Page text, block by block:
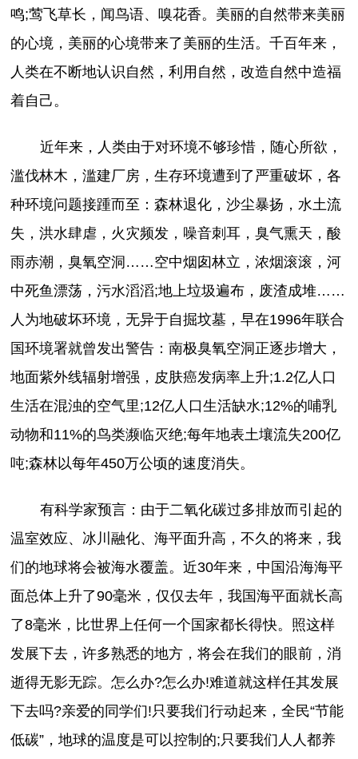
鸣;莺飞草长，闻鸟语、嗅花香。美丽的自然带来美丽
的心境，美丽的心境带来了美丽的生活。千百年来，
人类在不断地认识自然，利用自然，改造自然中造福
着自己。
近年来，人类由于对环境不够珍惜，随心所欲，
滥伐林木，滥建厂房，生存环境遭到了严重破坏，各
种环境问题接踵而至：森林退化，沙尘暴扬，水土流
失，洪水肆虐，火灾频发，噪音刺耳，臭气熏天，酸
雨赤潮，臭氧空洞……空中烟囱林立，浓烟滚滚，河
中死鱼漂荡，污水滔滔;地上垃圾遍布，废渣成堆……
人为地破坏环境，无异于自掘坟墓，早在1996年联合
国环境署就曾发出警告：南极臭氧空洞正逐步增大，
地面紫外线辐射增强，皮肤癌发病率上升;1.2亿人口
生活在混浊的空气里;12亿人口生活缺水;12%的哺乳
动物和11%的鸟类濒临灭绝;每年地表土壤流失200亿
吨;森林以每年450万公顷的速度消失。
有科学家预言：由于二氧化碳过多排放而引起的
温室效应、冰川融化、海平面升高，不久的将来，我
们的地球将会被海水覆盖。近30年来，中国沿海海平
面总体上升了90毫米，仅仅去年，我国海平面就长高
了8毫米，比世界上任何一个国家都长得快。照这样
发展下去，许多熟悉的地方，将会在我们的眼前，消
逝得无影无踪。怎么办?怎么办!难道就这样任其发展
下去吗?亲爱的同学们!只要我们行动起来，全民“节能
低碳”，地球的温度是可以控制的;只要我们人人都养